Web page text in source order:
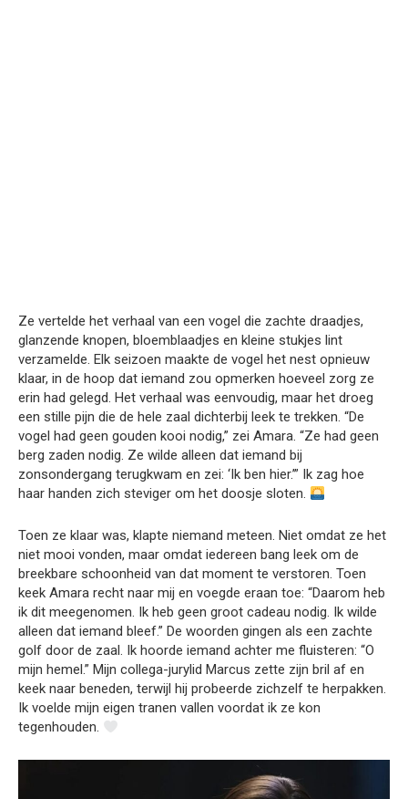
Ze vertelde het verhaal van een vogel die zachte draadjes,
glanzende knopen, bloemblaadjes en kleine stukjes lint
verzamelde. Elk seizoen maakte de vogel het nest opnieuw
klaar, in de hoop dat iemand zou opmerken hoeveel zorg ze
erin had gelegd. Het verhaal was eenvoudig, maar het droeg
een stille pijn die de hele zaal dichterbij leek te trekken. “De
vogel had geen gouden kooi nodig,” zei Amara. “Ze had geen
berg zaden nodig. Ze wilde alleen dat iemand bij
zonsondergang terugkwam en zei: ‘Ik ben hier.’” Ik zag hoe
haar handen zich steviger om het doosje sloten.
Toen ze klaar was, klapte niemand meteen. Niet omdat ze het
niet mooi vonden, maar omdat iedereen bang leek om de
breekbare schoonheid van dat moment te verstoren. Toen
keek Amara recht naar mij en voegde eraan toe: “Daarom heb
ik dit meegenomen. Ik heb geen groot cadeau nodig. Ik wilde
alleen dat iemand bleef.” De woorden gingen als een zachte
golf door de zaal. Ik hoorde iemand achter me fluisteren: “O
mijn hemel.” Mijn collega-jurylid Marcus zette zijn bril af en
keek naar beneden, terwijl hij probeerde zichzelf te herpakken.
Ik voelde mijn eigen tranen vallen voordat ik ze kon
tegenhouden.